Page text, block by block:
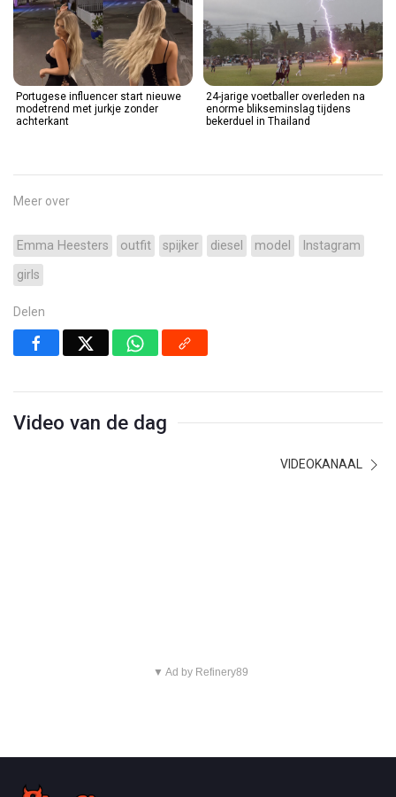
Portugese influencer start nieuwe
modetrend met jurkje zonder
achterkant
24-jarige voetballer overleden na
enorme blikseminslag tijdens
bekerduel in Thailand
Meer over
Emma Heesters outfit spijker diesel model
Instagram
girls
Delen
Video van de dag
VIDEOKANAAL
▼ Ad by Refinery89